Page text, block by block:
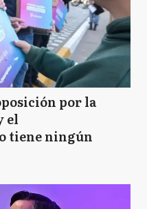
por la
el
tiene ningún